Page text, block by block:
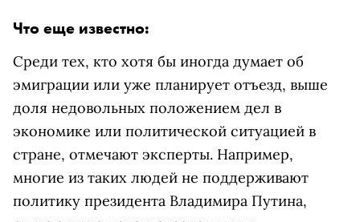
Что еще известно:
Среди тех, кто хотя бы иногда думает об
эмиграции или уже планирует отъезд, выше
доля недовольных положением дел в
экономике или политической ситуацией в
стране, отмечают эксперты. Например,
многие из таких людей не поддерживают
политику президента Владимира Путина,